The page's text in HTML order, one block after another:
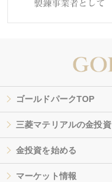
ゴールドパークTOP
三菱マテリアルの金投資
金投資を始める
マーケット情報